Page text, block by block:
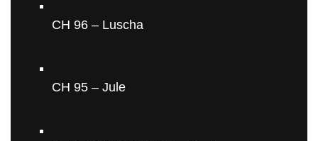
CH 96 – Luscha
CH 95 – Jule